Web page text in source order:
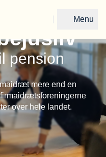
Menu
pension
mere end en
over hele landet.